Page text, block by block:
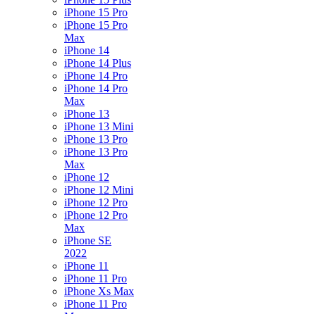
iPhone 15 Pro
iPhone 15 Pro
Max
iPhone 14
iPhone 14 Plus
iPhone 14 Pro
iPhone 14 Pro
Max
iPhone 13
iPhone 13 Mini
iPhone 13 Pro
iPhone 13 Pro
Max
iPhone 12
iPhone 12 Mini
iPhone 12 Pro
iPhone 12 Pro
Max
iPhone SE
2022
iPhone 11
iPhone 11 Pro
iPhone Xs Max
iPhone 11 Pro